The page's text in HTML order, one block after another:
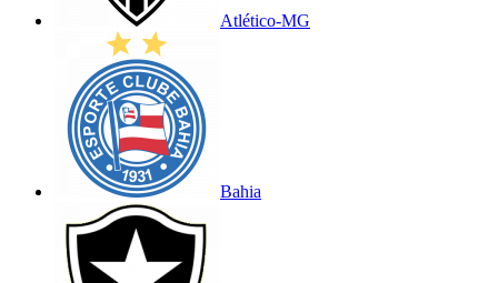
Atlético-MG
Bahia